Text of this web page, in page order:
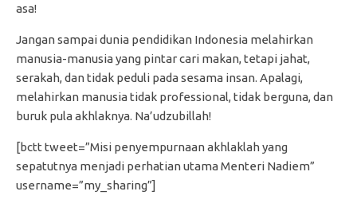
asa!
Jangan sampai dunia pendidikan Indonesia melahirkan
manusia-manusia yang pintar cari makan, tetapi jahat,
serakah, dan tidak peduli pada sesama insan. Apalagi,
melahirkan manusia tidak professional, tidak berguna, dan
buruk pula akhlaknya. Na’udzubillah!
[bctt tweet=”Misi penyempurnaan akhlaklah yang
sepatutnya menjadi perhatian utama Menteri Nadiem”
username=”my_sharing”]